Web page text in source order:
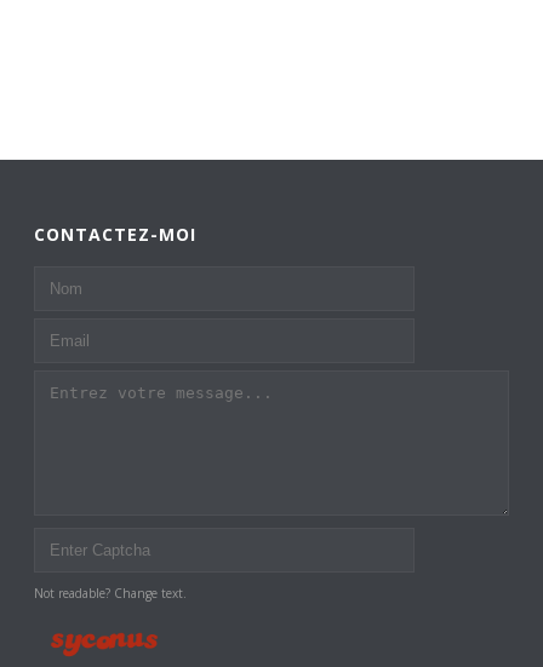
CONTACTEZ-MOI
Not readable? Change text.